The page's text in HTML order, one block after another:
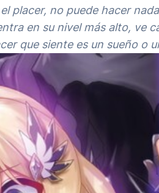
placer, no puede hacer
en su nivel más alto, ve
que siente es un sueño o